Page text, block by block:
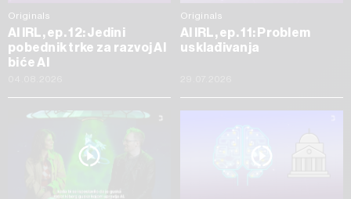
Originals
AI IRL, ep. 12: Jedini
pobednik trke za razvoj AI
biće AI
Originals
AI IRL, ep. 11: Problem
usklađivanja